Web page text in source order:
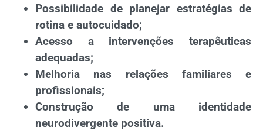
Possibilidade de planejar estratégias de
rotina e autocuidado;
Acesso a intervenções terapêuticas
adequadas;
Melhoria nas relações familiares e
profissionais;
Construção de uma identidade
neurodivergente positiva.